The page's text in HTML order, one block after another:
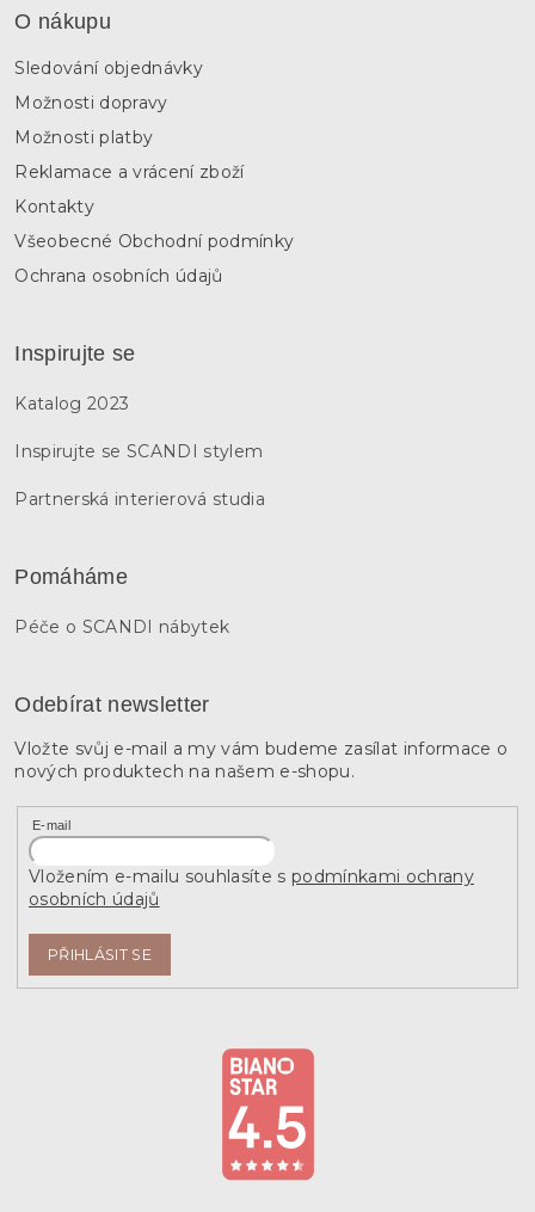
O nákupu
Sledování objednávky
Možnosti dopravy
Možnosti platby
Reklamace a vrácení zboží
Kontakty
Všeobecné Obchodní podmínky
Ochrana osobních údajů
Inspirujte se
Katalog 2023
Inspirujte se SCANDI stylem
Partnerská interierová studia
Pomáháme
Péče o SCANDI nábytek
Odebírat newsletter
Vložte svůj e-mail a my vám budeme zasílat informace o
nových produktech na našem e-shopu.
E-mail
Vložením e-mailu souhlasíte s podmínkami ochrany
osobních údajů
PŘIHLÁSIT SE